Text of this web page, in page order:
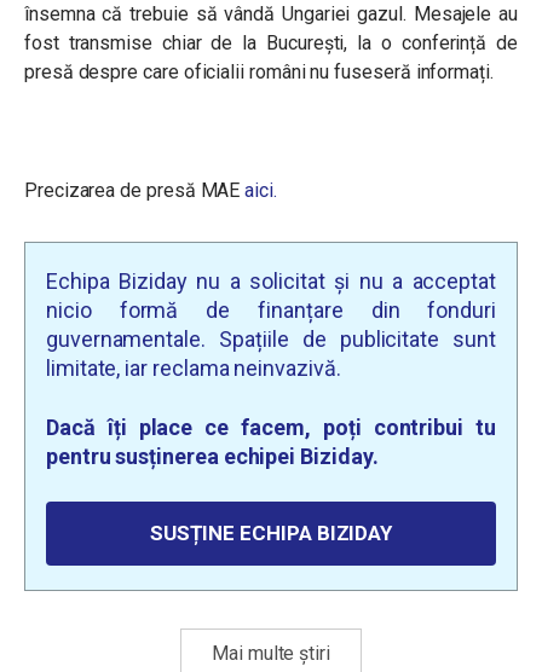
însemna că trebuie să vândă Ungariei gazul. Mesajele au
fost transmise chiar de la București, la o conferință de
presă despre care oficialii români nu fuseseră informați.
Precizarea de presă MAEaici.
Echipa Biziday nu a solicitat și nu a acceptat
nicio formă de finanțare din fonduri
guvernamentale. Spațiile de publicitate sunt
limitate, iar reclama neinvazivă.
Dacă îți place ce facem, poți contribui tu
pentru susținerea echipei Biziday.
SUSȚINE ECHIPA BIZIDAY
Mai multe știri